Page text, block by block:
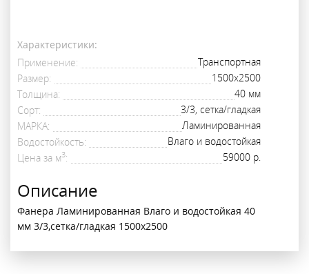
Характеристики:
Применение
Транспортная
Размер
1500х2500
Толщина
40 мм
Сорт
3/3, сетка/гладкая
МАРКА
Ламинированная
Водостойкость
Влаго и водостойкая
Цена за м3 59000 р.
Описание
Фанера Ламинированная Влаго и водостойкая 40
мм 3/3,сетка/гладкая 1500х2500